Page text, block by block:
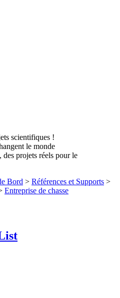
scientifiques !
le monde
projets réels pour le
Bord > Références et Supports >
Entreprise de chasse